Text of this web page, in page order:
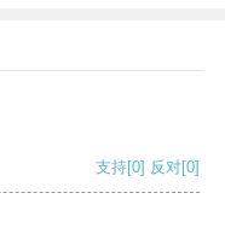
支持[0] 反对[0]